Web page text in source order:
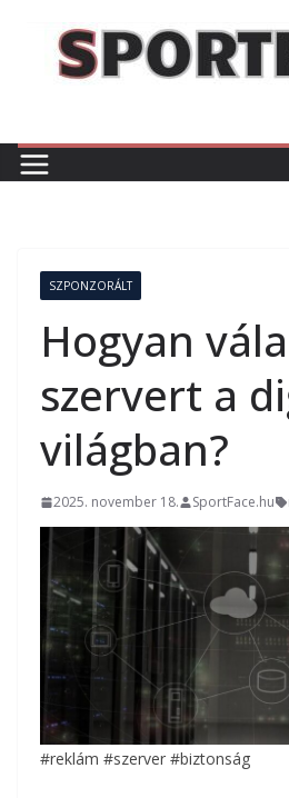
content
SZPONZORÁLT
Hogyan
szervert a
világban?
2025. november 18. SportFace.hu
#reklám #szerver #biztonság